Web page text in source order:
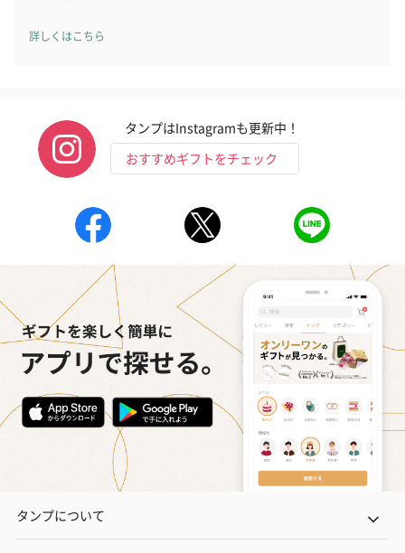
詳しくはこちら
タンプはInstagramも更新中！
おすすめギフトをチェック
タンプについて